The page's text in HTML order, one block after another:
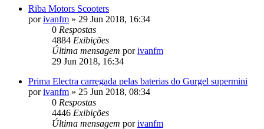
Riba Motors Scooters
porivanfm » 29 Jun 2018, 16:34
0 Respostas
4884 Exibições
Última mensagem porivanfm
29 Jun 2018, 16:34
Prima Electra carregada pelas baterias do Gurgel supermini
porivanfm » 25 Jun 2018, 08:34
0 Respostas
4446 Exibições
Última mensagem porivanfm